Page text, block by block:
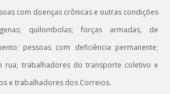
com doenças crônicas e outras condições
quilombolas; forças armadas, de
pessoas com deficiência permanente;
rua; trabalhadores do transporte coletivo e
e trabalhadores dos Correios.